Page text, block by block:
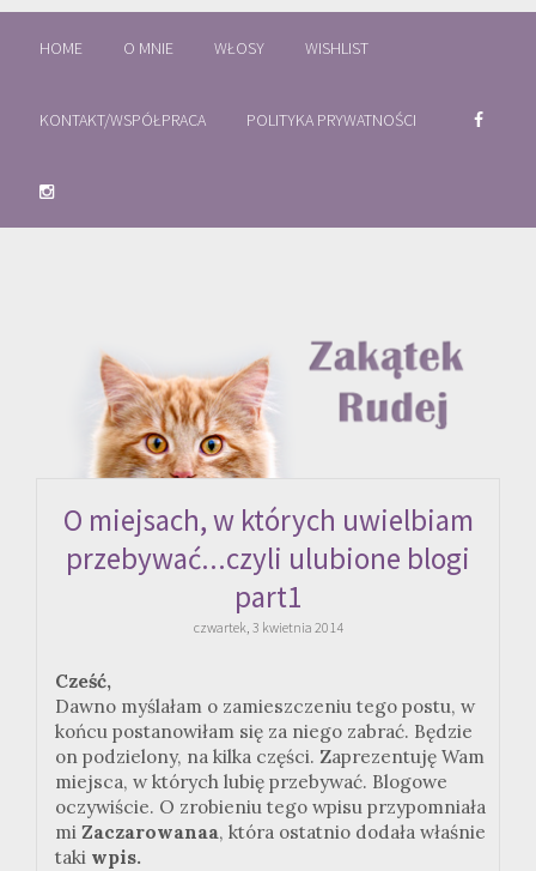
HOME O MNIE WŁOSY WISHLIST
KONTAKT/WSPÓŁPRACA POLITYKA PRYWATNOŚCI
O miejsach, w których uwielbiam
przebywać...czyli ulubione blogi
part1
czwartek, 3 kwietnia 2014
Cześć,
Dawno myślałam o zamieszczeniu tego postu, w
końcu postanowiłam się za niego zabrać. Będzie
on podzielony, na kilka części. Zaprezentuję Wam
miejsca, w których lubię przebywać. Blogowe
oczywiście. O zrobieniu tego wpisu przypomniała
mi Zaczarowanaa, która ostatnio dodała właśnie
taki wpis.